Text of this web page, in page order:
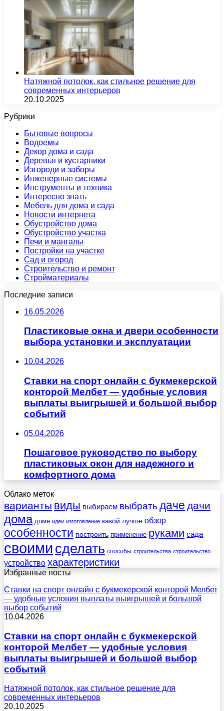
Натяжной потолок, как стильное решение для
современных интерьеров
20.10.2025
Рубрики
Бытовые вопросы
Водоемы
Декор дома и сада
Деревья и кустарники
Изгороди и заборы
Инженерные системы
Инструменты и техника
Интересно знать
Мебель для дома и сада
Новости интернета
Обустройство дома
Обустройство участка
Печи и мангалы
Постройки на участке
Сад и огород
Строительство и ремонт
Стройматериалы
Последние записи
16.05.2026
Пластиковые окна и двери особенности
выбора установки и эксплуатации
10.04.2026
Ставки на спорт онлайн с букмекерской
конторой Мелбет — удобные условия
выплаты выигрышей и большой выбор
событий
05.04.2026
Пошаговое руководство по выбору
пластиковых окон для надежного и
комфортного дома
Облако меток
варианты виды выбираем выбрать даче дачи
дома доме идеи изготовление какой лучше обзор
особенности построить применение руками сада
своими сделать способы строительства строительство
устройство характеристики
Избранные посты
Ставки на спорт онлайн с букмекерской конторой Мелбет
— удобные условия выплаты выигрышей и большой
выбор событий
10.04.2026
Ставки на спорт онлайн с букмекерской
конторой Мелбет — удобные условия
выплаты выигрышей и большой выбор
событий
Натяжной потолок, как стильное решение для
современных интерьеров
20.10.2025